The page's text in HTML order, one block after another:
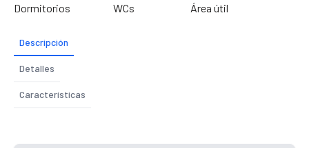
Dormitorios
WCs
Área útil
Descripción
Detalles
Características